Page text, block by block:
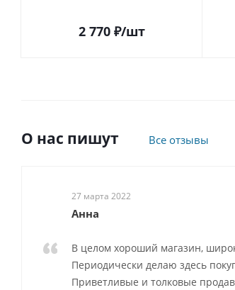
2 770₽/шт
О нас пишут Все отзывы
27 марта 2022
Анна
В целом хороший магазин,
Периодически делаю здесь
Приветливые и толковые